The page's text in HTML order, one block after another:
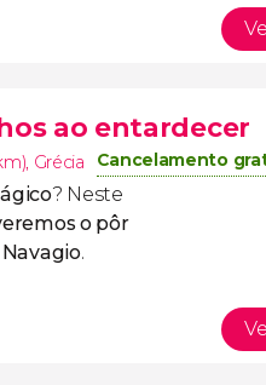
ao entardecer
, Grécia Cancelamento
? Neste
o pôr
.